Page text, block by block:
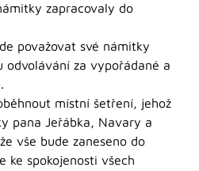
zapracovaly do
považovat své námitky
odvolávání za vypořádané a
místní šetření, jehož
pana Jeřábka, Navary a
vše bude zaneseno do
ke spokojenosti všech